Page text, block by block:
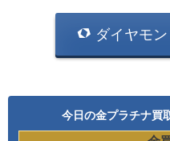
ダイヤモ
今日の金プラチナ買